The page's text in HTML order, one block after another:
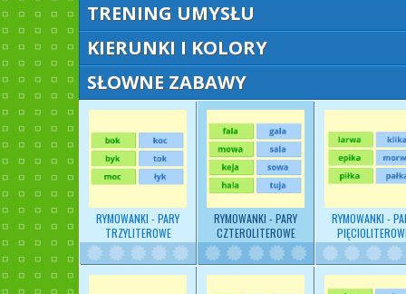
TRENING UMYSŁU
KIERUNKI I KOLORY
SŁOWNE ZABAWY
RYMOWANKI - PARY
TRZYLITEROWE
RYMOWANKI - PARY
CZTEROLITEROWE
RYMOWANKI -